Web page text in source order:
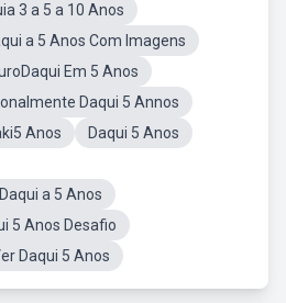
3 a 5 a 10 Anos
a 5 Anos Com Imagens
Em 5 Anos
Daqui 5 Annos
Anos
Daqui 5 Anos
a 5 Anos
5 Anos Desafio
Daqui 5 Anos